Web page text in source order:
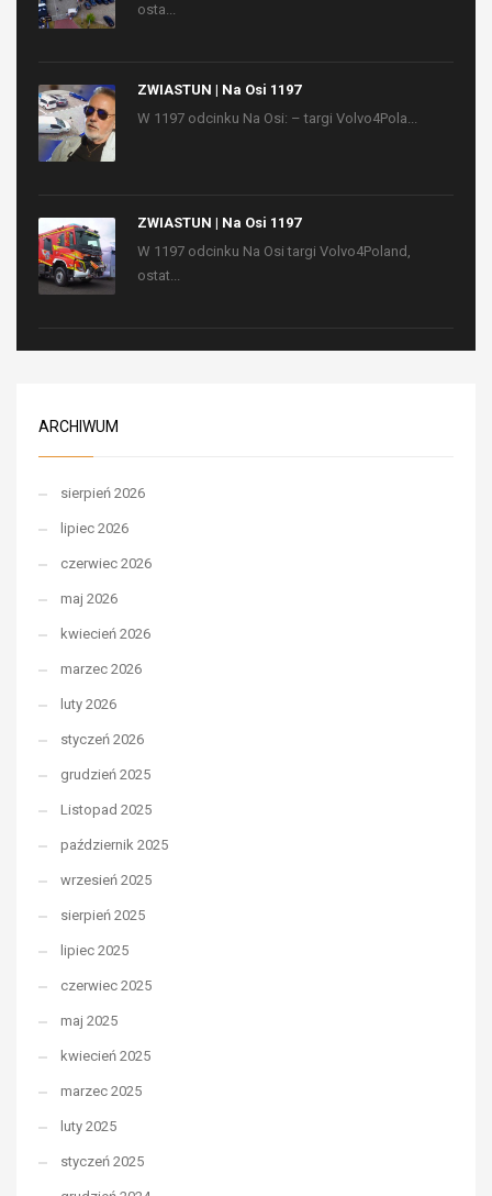
osta...
ZWIASTUN | Na Osi 1197
W 1197 odcinku Na Osi: – targi Volvo4Pola...
ZWIASTUN | Na Osi 1197
W 1197 odcinku Na Osi targi Volvo4Poland,
ostat...
ARCHIWUM
sierpień 2026
lipiec 2026
czerwiec 2026
maj 2026
kwiecień 2026
marzec 2026
luty 2026
styczeń 2026
grudzień 2025
Listopad 2025
październik 2025
wrzesień 2025
sierpień 2025
lipiec 2025
czerwiec 2025
maj 2025
kwiecień 2025
marzec 2025
luty 2025
styczeń 2025